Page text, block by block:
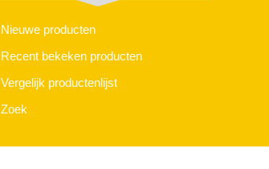
Nieuwe producten
Recent bekeken producten
Vergelijk productenlijst
Zoek